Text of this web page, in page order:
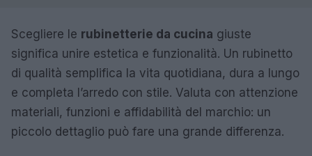
Scegliere le rubinetterie da cucina giuste
significa unire estetica e funzionalità. Un rubinetto
di qualità semplifica la vita quotidiana, dura a lungo
e completa l’arredo con stile. Valuta con attenzione
materiali, funzioni e affidabilità del marchio: un
piccolo dettaglio può fare una grande differenza.